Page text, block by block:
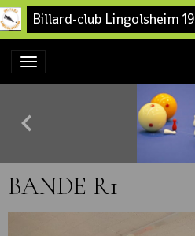
Billard-club Lingolsheim
BANDE R1